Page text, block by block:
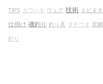
TIPS カワハギ ウェア 技術 エビまき
仕掛け 磯釣り 釣り具 タチウオ 黒鯛
釣り